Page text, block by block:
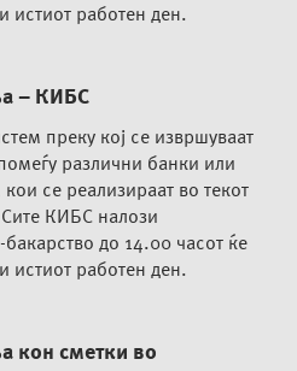
истиот работен ден.
– КИБС
преку кој се извршуваат
различни банки или
се реализираат во текот
КИБС налози
до 14.00 часот ќе
истиот работен ден.
кон сметки во